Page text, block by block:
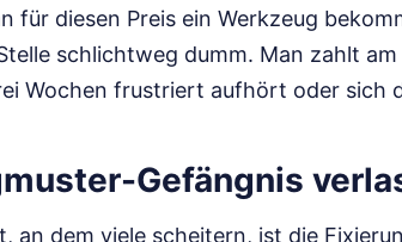
für diesen Preis ein Werkzeug
schlichtweg dumm. Man zahlt
Wochen frustriert aufhört oder sich
Gefängnis
an dem viele scheitern, ist die